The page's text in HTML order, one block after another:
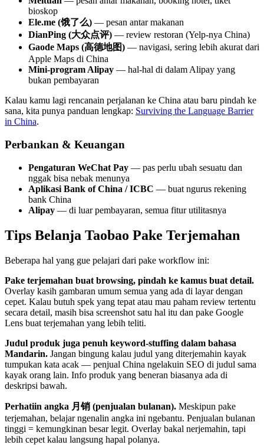
bioskop
Ele.me (饿了么) — pesan antar makanan
DianPing (大众点评) — review restoran (Yelp-nya China)
Gaode Maps (高德地图) — navigasi, sering lebih akurat dari
Apple Maps di China
Mini-program Alipay — hal-hal di dalam Alipay yang
bukan pembayaran
Kalau kamu lagi rencanain perjalanan ke China atau baru pindah ke
sana, kita punya panduan lengkap: Surviving the Language Barrier
in China.
Perbankan & Keuangan
Pengaturan WeChat Pay — pas perlu ubah sesuatu dan
nggak bisa nebak menunya
Aplikasi Bank of China / ICBC — buat ngurus rekening
bank China
Alipay — di luar pembayaran, semua fitur utilitasnya
Tips Belanja Taobao Pake Terjemahan
Beberapa hal yang gue pelajari dari pake workflow ini:
Pake terjemahan buat browsing, pindah ke kamus buat detail.
Overlay kasih gambaran umum semua yang ada di layar dengan
cepet. Kalau butuh spek yang tepat atau mau paham review tertentu
secara detail, masih bisa screenshot satu hal itu dan pake Google
Lens buat terjemahan yang lebih teliti.
Judul produk juga penuh keyword-stuffing dalam bahasa
Mandarin. Jangan bingung kalau judul yang diterjemahin kayak
tumpukan kata acak — penjual China ngelakuin SEO di judul sama
kayak orang lain. Info produk yang beneran biasanya ada di
deskripsi bawah.
Perhatiin angka 月销 (penjualan bulanan). Meskipun pake
terjemahan, belajar ngenalin angka ini ngebantu. Penjualan bulanan
tinggi = kemungkinan besar legit. Overlay bakal nerjemahin, tapi
lebih cepet kalau langsung hapal polanya.